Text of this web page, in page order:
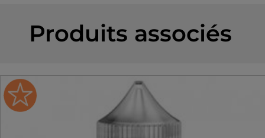
Produits associés